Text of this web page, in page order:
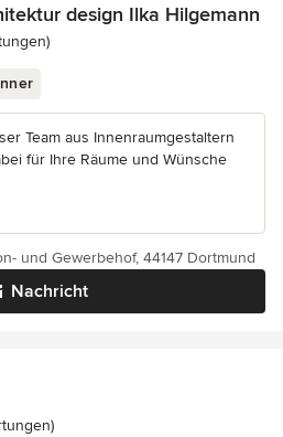
design Ilka Hilgemann
4.9 von 5 Sternen
Team aus Innenraumgestaltern
für Ihre Räume und Wünsche
Nachricht
und Gewerbehof, 44147 Dortmund
5 von 5 Sternen